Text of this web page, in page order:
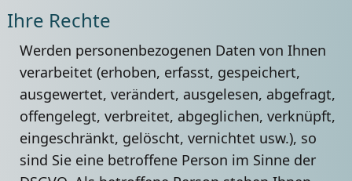
Ihre Rechte
Werden personenbezogenen Daten von Ihnen
verarbeitet (erhoben, erfasst, gespeichert,
ausgewertet, verändert, ausgelesen, abgefragt,
offengelegt, verbreitet, abgeglichen, verknüpft,
eingeschränkt, gelöscht, vernichtet usw.), so
sind Sie eine betroffene Person im Sinne der